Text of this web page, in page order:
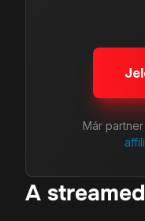
Már
A streamed